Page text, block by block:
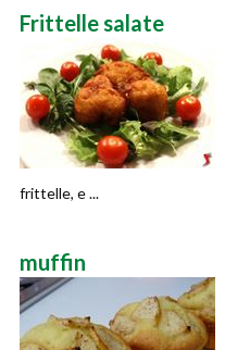
Frittelle salate
frittelle, e ...
muffin